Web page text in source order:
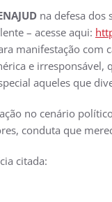
na defesa dos
– acesse aqui:
manifestação
e
aqueles que
no cenário
conduta que
citada: